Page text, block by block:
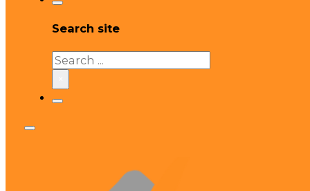
Search site
Search